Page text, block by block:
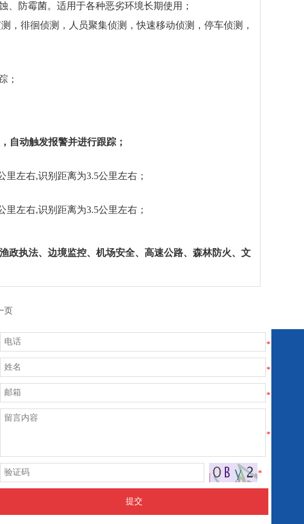
防霉菌。适用于各种恶劣环境长期使用；
，徘徊侦测，人员聚集侦测，快速移动侦测，停车侦测，
；
自动触发报警并进行跟踪；
里左右,识别距离为3.5公里左右；
左右,识别距离为3.5公里左右；
渔政执法、边境监控、机场安全、高速公路、森林防火、文
页
*
*
*
*
*
提交